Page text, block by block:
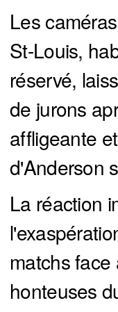
Les
St-Louis,
réservé,
de jurons
affligeante
d'Anderson
La réaction
matchs
honteuses